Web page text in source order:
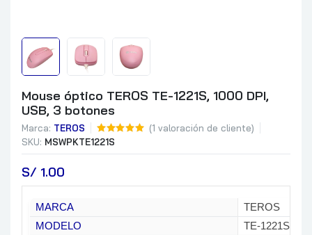
Mouse óptico TEROS TE-1221S, 1000 DPI,
USB, 3 botones
Marca: TEROS (1 valoración de cliente)
SKU: MSWPKTE1221S
S/ 1.00
MARCA
TEROS
MODELO
TE-1221S